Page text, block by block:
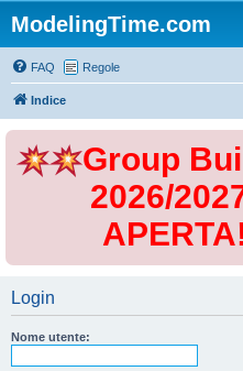
ModelingTime.com
FAQ Regole
Indice
Group
2026/
Login
Nome utente: